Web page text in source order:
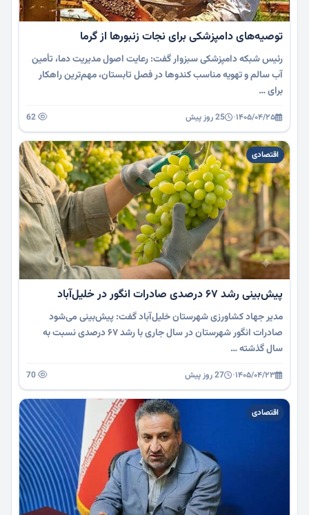
توصیه‌های دامپزشکی برای نجات زنبورها از گرما
رئیس شبکه دامپزشکی سبزوار گفت: رعایت اصول مدیریت دما، تأمین
آب سالم و تهویه مناسب کندوها در فصل تابستان، مهم‌ترین راهکار
برای …
۱۴۰۵/۰۴/۲۵· 25 روز پیش
اقتصادی
پیش‌بینی رشد ۶۷ درصدی صادرات انگور در خلیل‌آباد
مدیر جهاد کشاورزی شهرستان خلیل‌آباد گفت: پیش‌بینی می‌شود
صادرات انگور شهرستان در سال جاری با رشد ۶۷ درصدی نسبت به
سال گذشته …
۱۴۰۵/۰۴/۲۳· 27 روز پیش
اقتصادی